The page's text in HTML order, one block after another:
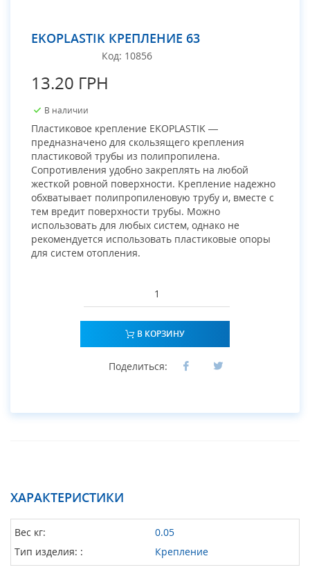
EKOPLASTIK КРЕПЛЕНИЕ 63
Код: 10856
13.20 ГРН
В наличии
Пластиковое крепление EKOPLASTIK —
предназначено для скользящего крепления
пластиковой трубы из полипропилена.
Сопротивления удобно закреплять на любой
жесткой ровной поверхности. Крепление надежно
обхватывает полипропиленовую трубу и, вместе с
тем вредит поверхности трубы. Можно
использовать для любых систем, однако не
рекомендуется использовать пластиковые опоры
для систем отопления.
В КОРЗИНУ
Поделиться:
ХАРАКТЕРИСТИКИ
Вес кг:
0.05
Тип изделия: :
Крепление